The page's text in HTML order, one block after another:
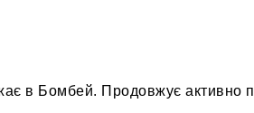
в Бомбей. Продовжує